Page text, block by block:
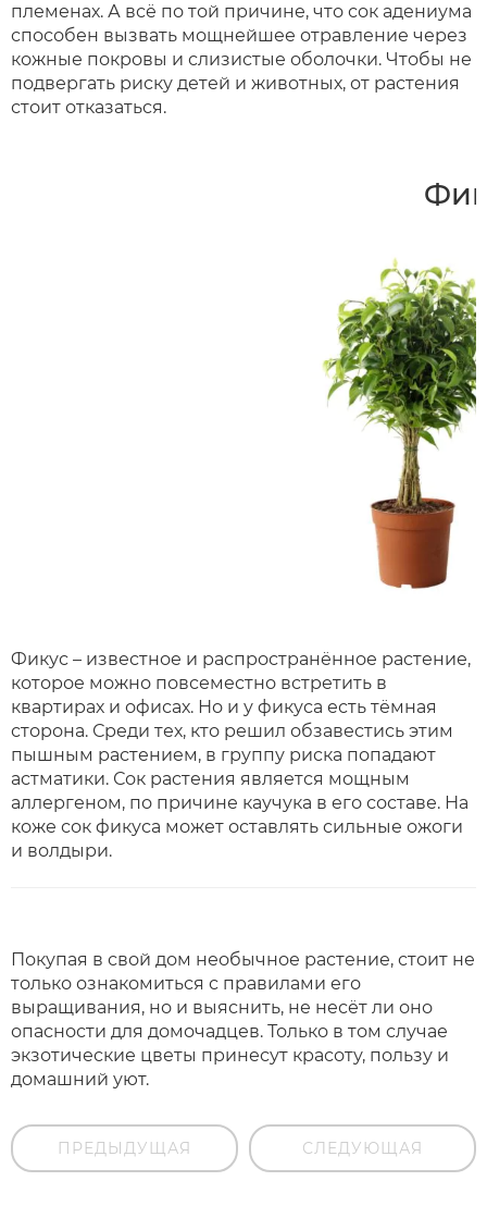
племенах. А всё по той причине, что сок адениума
способен вызвать мощнейшее отравление через
кожные покровы и слизистые оболочки. Чтобы не
подвергать риску детей и животных, от растения
стоит отказаться.
Фикус – известное и распространённое растение,
которое можно повсеместно встретить в
квартирах и офисах. Но и у фикуса есть тёмная
сторона. Среди тех, кто решил обзавестись этим
пышным растением, в группу риска попадают
астматики. Сок растения является мощным
аллергеном, по причине каучука в его составе. На
коже сок фикуса может оставлять сильные ожоги
и волдыри.
Покупая в свой дом необычное растение, стоит не
только ознакомиться с правилами его
выращивания, но и выяснить, не несёт ли оно
опасности для домочадцев. Только в том случае
экзотические цветы принесут красоту, пользу и
домашний уют.
ПРЕДЫДУЩАЯ СЛЕДУЮЩАЯ